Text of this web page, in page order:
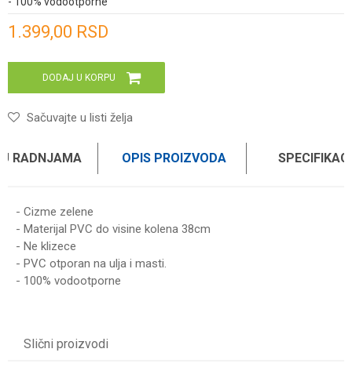
1.399,00 RSD
DODAJ U KORPU
Sačuvajte u listi želja
RADNJAMA OPIS PROIZVODA
- Cizme zelene
- Materijal PVC do visine kolena 38cm
- Ne klizece
- PVC otporan na ulja i masti.
- 100% vodootporne
Slični proizvodi